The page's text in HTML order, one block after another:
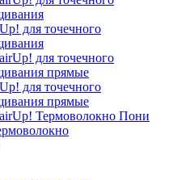
для точечного
для точечного
прямые
Пони